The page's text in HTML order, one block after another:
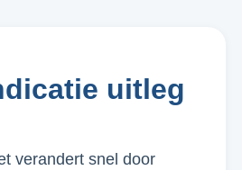
uitleg
verandert snel door